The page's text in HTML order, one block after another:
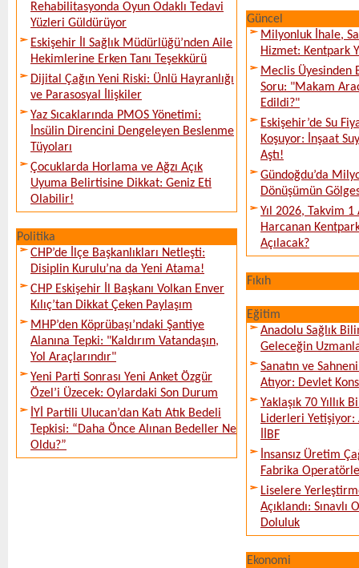
Rehabilitasyonda Oyun Odaklı Tedavi
Yüzleri Güldürüyor
Eskişehir İl Sağlık Müdürlüğü’nden Aile
Hekimlerine Erken Tanı Teşekkürü
Dijital Çağın Yeni Riski: Ünlü Hayranlığı
ve Parasosyal İlişkiler
Yaz Sıcaklarında PMOS Yönetimi:
İnsülin Direncini Dengeleyen Beslenme
Tüyoları
Çocuklarda Horlama ve Ağzı Açık
Uyuma Belirtisine Dikkat: Geniz Eti
Olabilir!
Politika
CHP’de İlçe Başkanlıkları Netleşti:
Disiplin Kurulu’na da Yeni Atama!
CHP Eskişehir İl Başkanı Volkan Enver
Kılıç’tan Dikkat Çeken Paylaşım
MHP’den Köprübaşı’ndaki Şantiye
Alanına Tepki: "Kaldırım Vatandaşın,
Yol Araçlarındır"
Yeni Parti Sonrası Yeni Anket Özgür
Özel’i Üzecek: Oylardaki Son Durum
İYİ Partili Ulucan’dan Katı Atık Bedeli
Tepkisi: “Daha Önce Alınan Bedeller Ne
Oldu?”
Güncel
Milyonluk İhale,
Hizmet: Kentpark
Meclis Üyesinden
Soru: "Makam
Edildi?"
Eskişehir’de Su
Koşuyor: İnşaat
Aştı!
Gündoğdu’da
Dönüşümün
Yıl 2026, Takvim
Harcanan
Açılacak?
Fıkıh
Eğitim
Anadolu Sağlık
Geleceğin
Sanatın ve
Atıyor: Devlet
Yaklaşık 70 Yıllık
Liderleri
İİBF
İnsansız Üretim
Fabrika
Liselere
Açıklandı:
Doluluk
Ekonomi